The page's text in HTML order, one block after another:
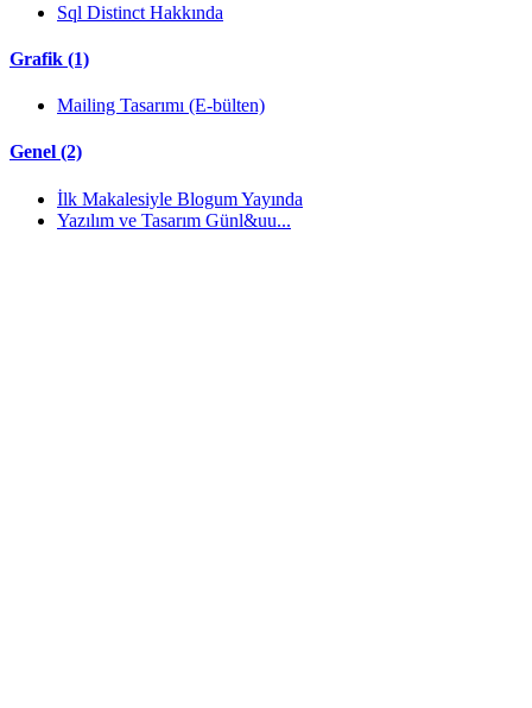
Sql Distinct Hakkında
Grafik (1)
Mailing Tasarımı (E-bülten)
Genel (2)
İlk Makalesiyle Blogum Yayında
Yazılım ve Tasarım Günl&uu...